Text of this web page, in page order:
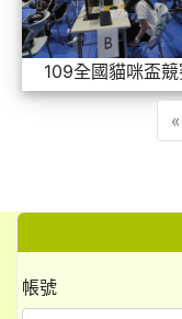
109全國貓咪盃
«
帳號